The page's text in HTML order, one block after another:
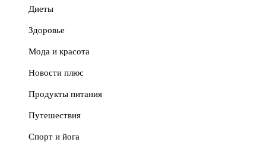
Диеты
Здоровье
Мода и красота
Новости плюс
Продукты питания
Путешествия
Спорт и йога